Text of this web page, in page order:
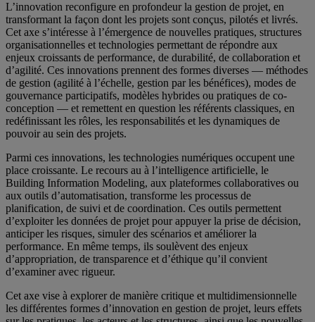
L’innovation reconfigure en profondeur la gestion de projet, en
transformant la façon dont les projets sont conçus, pilotés et livrés.
Cet axe s’intéresse à l’émergence de nouvelles pratiques, structures
organisationnelles et technologies permettant de répondre aux
enjeux croissants de performance, de durabilité, de collaboration et
d’agilité. Ces innovations prennent des formes diverses — méthodes
de gestion (agilité à l’échelle, gestion par les bénéfices), modes de
gouvernance participatifs, modèles hybrides ou pratiques de co-
conception — et remettent en question les référents classiques, en
redéfinissant les rôles, les responsabilités et les dynamiques de
pouvoir au sein des projets.
Parmi ces innovations, les technologies numériques occupent une
place croissante. Le recours au à l’intelligence artificielle, le
Building Information Modeling, aux plateformes collaboratives ou
aux outils d’automatisation, transforme les processus de
planification, de suivi et de coordination. Ces outils permettent
d’exploiter les données de projet pour appuyer la prise de décision,
anticiper les risques, simuler des scénarios et améliorer la
performance. En même temps, ils soulèvent des enjeux
d’appropriation, de transparence et d’éthique qu’il convient
d’examiner avec rigueur.
Cet axe vise à explorer de manière critique et multidimensionnelle
les différentes formes d’innovation en gestion de projet, leurs effets